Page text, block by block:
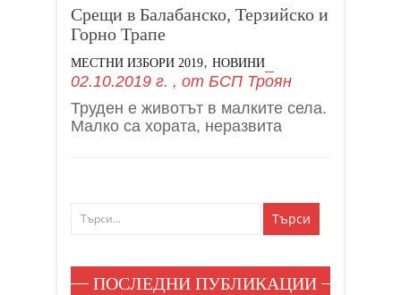
Срещи в Балабанско, Терзийско и
Горно Трапе
МЕСТНИ ИЗБОРИ 2019, НОВИНИ
02.10.2019 г. , от БСП Троян
Труден е животът в малките села.
Малко са хората, неразвита
ПОСЛЕДНИ ПУБЛИКАЦИИ